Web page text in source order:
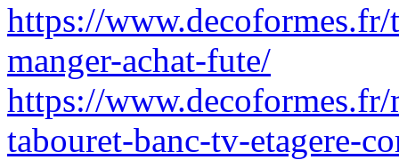
https://www.decoformes.fr/
manger-achat-fute/
https://
tabouret-banc-tv-etagere-